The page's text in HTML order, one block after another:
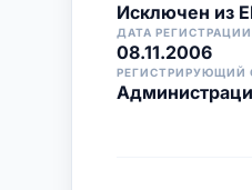
Исключен из
ДАТА РЕГИСТРАЦИИ
08.11.2006
РЕГИСТРИРУЮЩИЙ